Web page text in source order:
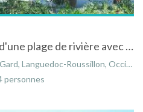
PROMO Maison au bord d'une plage de rivière avec grand piscine prive
Roussillon, Occitanie, France
personnes